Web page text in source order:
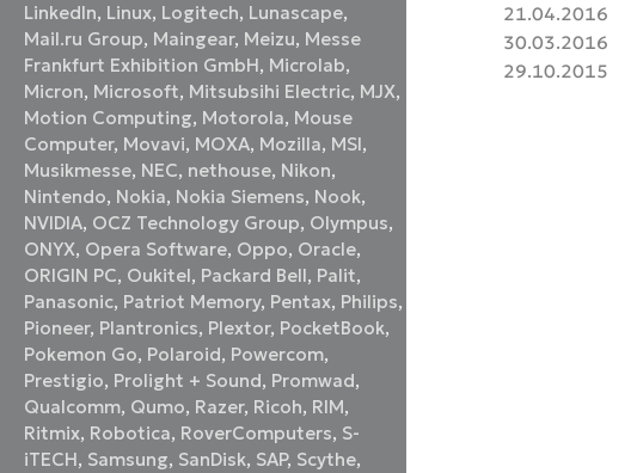
LinkedIn, Linux, Logitech, Lunascape,
Mail.ru Group, Maingear, Meizu, Messe
Frankfurt Exhibition GmbH, Microlab,
Micron, Microsoft, Mitsubsihi Electric, MJX,
Motion Computing, Motorola, Mouse
Computer, Movavi, MOXA, Mozilla, MSI,
Musikmesse, NEC, nethouse, Nikon,
Nintendo, Nokia, Nokia Siemens, Nook,
NVIDIA, OCZ Technology Group, Olympus,
ONYX, Opera Software, Oppo, Oracle,
ORIGIN PC, Oukitel, Packard Bell, Palit,
Panasonic, Patriot Memory, Pentax, Philips,
Pioneer, Plantronics, Plextor, PocketBook,
Pokemon Go, Polaroid, Powercom,
Prestigio, Prolight + Sound, Promwad,
Qualcomm, Qumo, Razer, Ricoh, RIM,
Ritmix, Robotica, RoverComputers, S-
iTECH, Samsung, SanDisk, SAP, Scythe,
21.04.2016
30.03.2016
29.10.2015